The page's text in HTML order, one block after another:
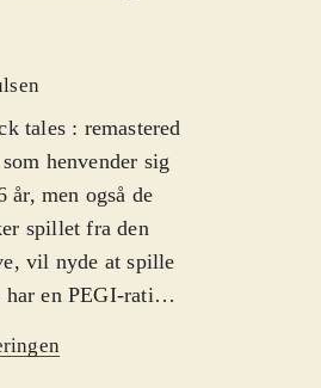
tales : remastered
henvender sig
men også de
spillet fra den
vil nyde at spille
en PEGI-rating
den humoristiske